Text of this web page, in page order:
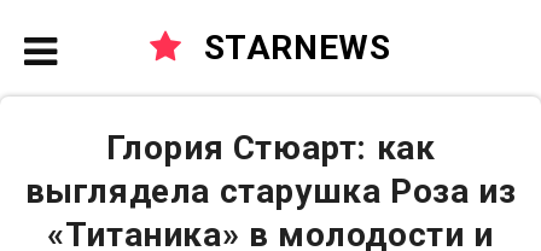
STARNEWS
Глория Стюарт: как
выглядела старушка Роза из
«Титаника» в молодости и